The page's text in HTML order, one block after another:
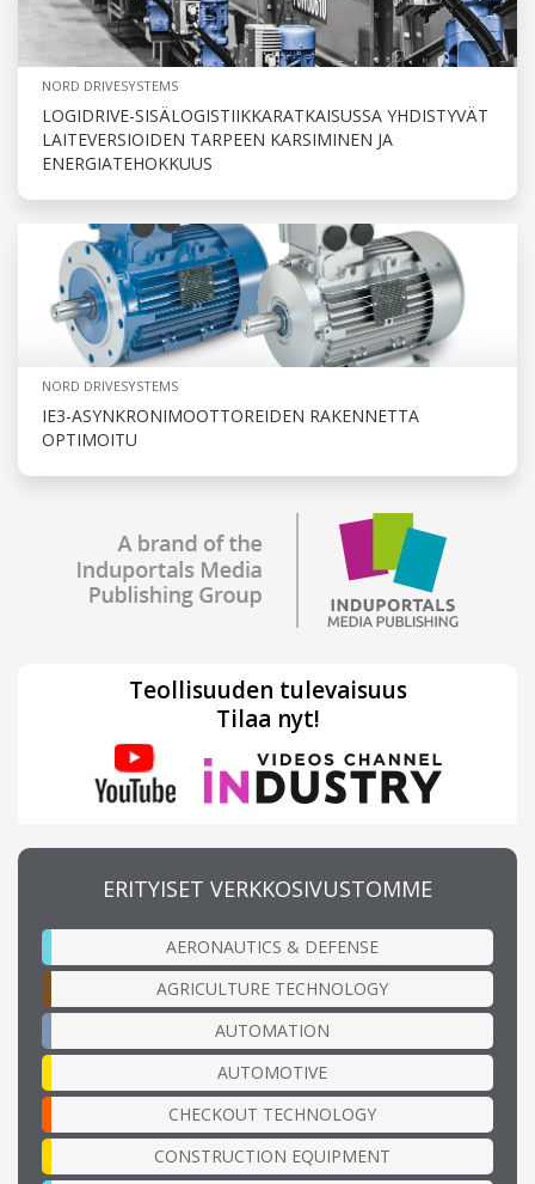
NORD DRIVESYSTEMS
LOGIDRIVE-SISÄLOGISTIIKKARATKAISUSSA YHDISTYVÄT
LAITEVERSIOIDEN TARPEEN KARSIMINEN JA
ENERGIATEHOKKUUS
NORD DRIVESYSTEMS
IE3-ASYNKRONIMOOTTOREIDEN RAKENNETTA
OPTIMOITU
Teollisuuden tulevaisuus
Tilaa nyt!
ERITYISET VERKKOSIVUSTOMME
AERONAUTICS & DEFENSE
AGRICULTURE TECHNOLOGY
AUTOMATION
AUTOMOTIVE
CHECKOUT TECHNOLOGY
CONSTRUCTION EQUIPMENT